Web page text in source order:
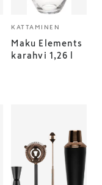
KATTAMINEN
Maku Elements
karahvi 1,26 l